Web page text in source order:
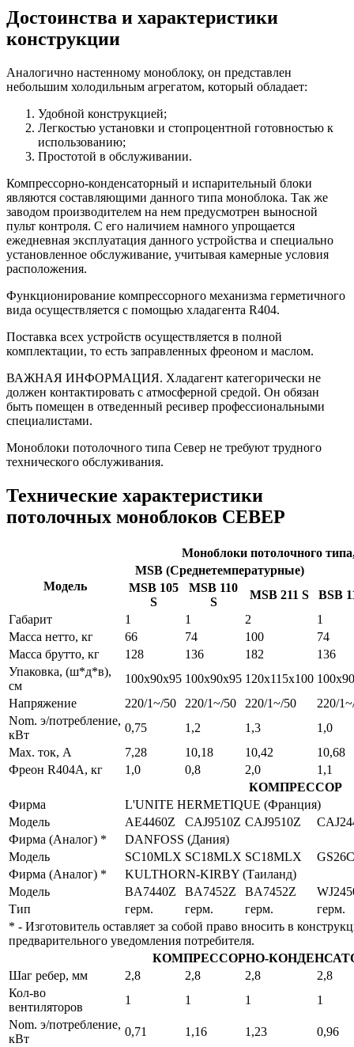
Достоинства и характеристики
конструкции
Аналогично настенному моноблоку, он представлен
небольшим холодильным агрегатом, который обладает:
Удобной конструкцией;
Легкостью установки и стопроцентной готовностью к
использованию;
Простотой в обслуживании.
Компрессорно-конденсаторный и испарительный блоки
являются составляющими данного типа моноблока. Так же
заводом производителем на нем предусмотрен выносной
пульт контроля. С его наличием намного упрощается
ежедневная эксплуатация данного устройства и специально
установленное обслуживание, учитывая камерные условия
расположения.
Функционирование компрессорного механизма герметичного
вида осуществляется с помощью хладагента R404.
Поставка всех устройств осуществляется в полной
комплектации, то есть заправленных фреоном и маслом.
ВАЖНАЯ ИНФОРМАЦИЯ. Хладагент категорически не
должен контактировать с атмосферной средой. Он обязан
быть помещен в отведенный ресивер профессиональными
специалистами.
Моноблоки потолочного типа Север не требуют трудного
технического обслуживания.
Технические характеристики
потолочных моноблоков СЕВЕР
Моноблоки потолочного
Модель
MSB (Среднетемпературные)
MSB 105
S
MSB 110
S
MSB 211 S
BSB
Габарит
1 1 2
1
Масса нетто, кг
66 74 100
74
Масса брутто, кг
128 136 182
136
Упаковка, (ш*д*в),
см
100х90х95 100х90х95 120х115х100
Напряжение
220/1~/50 220/1~/50 220/1~/50
220/
Nom. э/потребление,
кВт
0,75 1,2 1,3
1,0
Max. ток, А
7,28 10,18 10,42
10,68
Фреон R404А, кг
1,0 0,8 2,0
1,1
КОМПРЕССОР
Фирма
L'UNITE HERMETIQUE (Франция)
Модель
AE4460Z CAJ9510Z CAJ9510Z
Фирма (Аналог) *
DANFOSS (Дания)
Модель
SC10MLX SC18MLX SC18MLX
Фирма (Аналог) *
KULTHORN-KIRBY (Таиланд)
Модель
BA7440Z BA7452Z BA7452Z
Тип
герм. герм. герм.
герм.
* - Изготовитель оставляет за собой право вносить в
предварительного уведомления потребителя.
КОМПРЕССОРНО-
Шаг ребер, мм
2,8 2,8 2,8
2,8
Кол-во
вентиляторов
1 1 1
1
Nom. э/потребление,
кВт
0,71 1,16 1,23 0,96